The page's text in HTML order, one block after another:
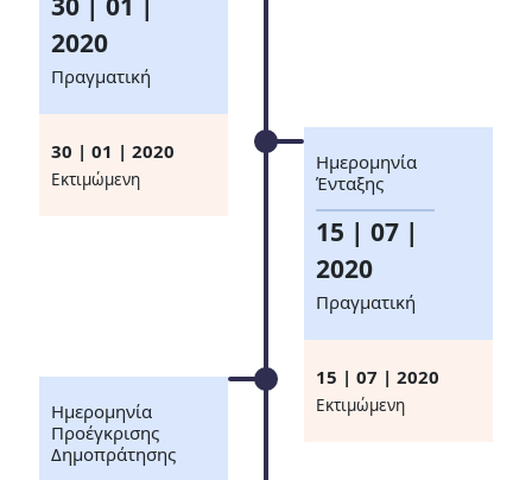
2020
Πραγματική
30 | 01 | 2020
Eκτιμώμενη
Ημερομηνία
Ένταξης
15 | 07 |
2020
Πραγματική
15 | 07 | 2020
Eκτιμώμενη
Ημερομηνία
Προέγκρισης
Δημοπράτησης